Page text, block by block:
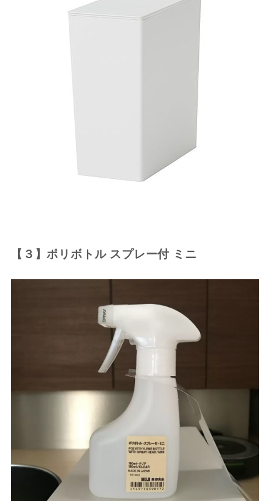
【３】ポリボトル スプレー付 ミニ